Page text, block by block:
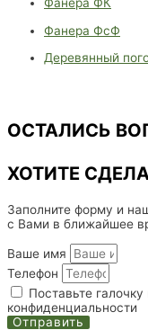
Фанера ФК
Фанера ФсФ
Деревянный
ОСТАЛИСЬ
ХОТИТЕ
Заполните форму и
с Вами в ближайшее
Ваше имя
Телефон
Поставьте
конфиденциальности
Отправить